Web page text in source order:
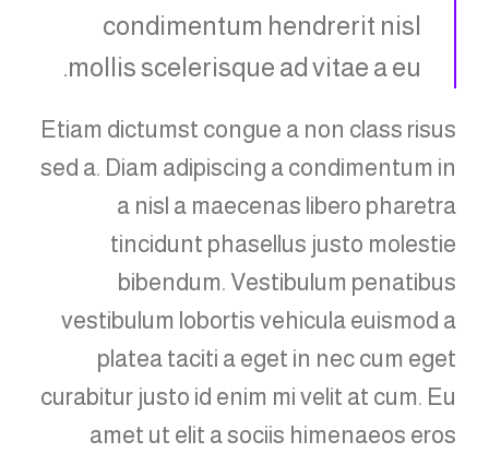
condimentum hendrerit nisl
mollis scelerisque ad vitae a eu.
Etiam dictumst congue a non class risus
sed a. Diam adipiscing a condimentum in
a nisl a maecenas libero pharetra
tincidunt phasellus justo molestie
bibendum. Vestibulum penatibus
vestibulum lobortis vehicula euismod a
platea taciti a eget in nec cum eget
curabitur justo id enim mi velit at cum. Eu
amet ut elit a sociis himenaeos eros